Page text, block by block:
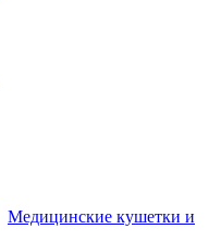
Медицинские кушетки и